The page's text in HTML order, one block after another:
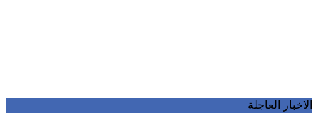
العاجلة